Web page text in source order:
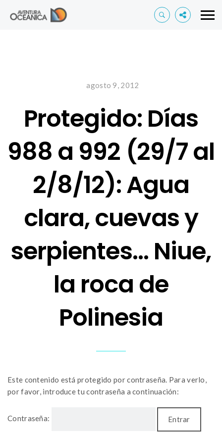
agosto 9, 2012
Protegido: Días
988 a 992 (29/7 al
2/8/12): Agua
clara, cuevas y
serpientes… Niue,
la roca de
Polinesia
Este contenido está protegido por contraseña. Para verlo,
por favor, introduce tu contraseña a continuación:
Contraseña: